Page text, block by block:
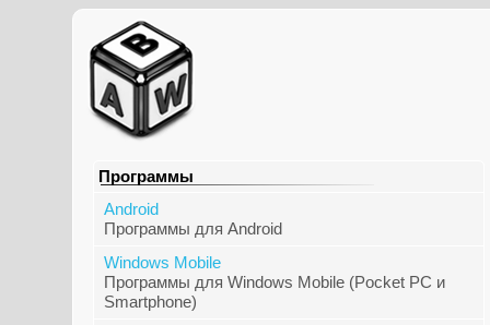
Программы
Android
Программы для Android
Windows Mobile
Программы для Windows Mobile (Pocket PC и
Smartphone)